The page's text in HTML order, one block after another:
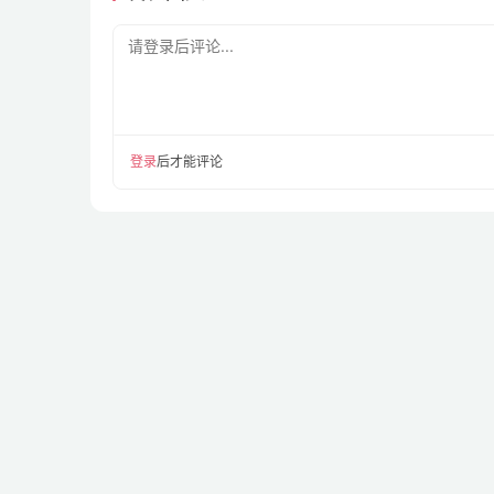
请登录后评论...
登录后才能评论